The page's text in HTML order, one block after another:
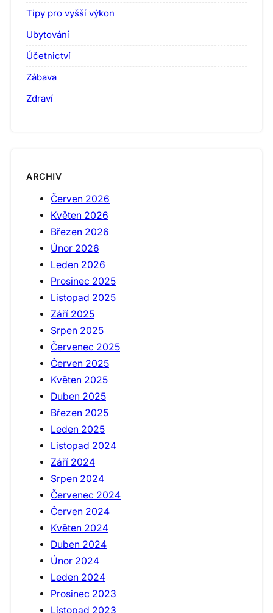
Tipy pro vyšší výkon
Ubytování
Účetnictví
Zábava
Zdraví
ARCHIV
Červen 2026
Květen 2026
Březen 2026
Únor 2026
Leden 2026
Prosinec 2025
Listopad 2025
Září 2025
Srpen 2025
Červenec 2025
Červen 2025
Květen 2025
Duben 2025
Březen 2025
Leden 2025
Listopad 2024
Září 2024
Srpen 2024
Červenec 2024
Červen 2024
Květen 2024
Duben 2024
Únor 2024
Leden 2024
Prosinec 2023
Listopad 2023